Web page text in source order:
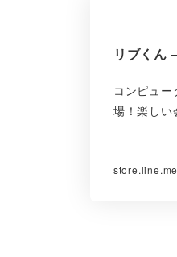
リブくん
コンピュ
場！楽しい
store.line.me